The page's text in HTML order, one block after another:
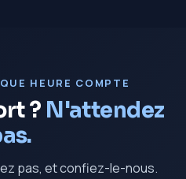
HEURE COMPTE
? N'attendez
pas, et confiez-le-nous.